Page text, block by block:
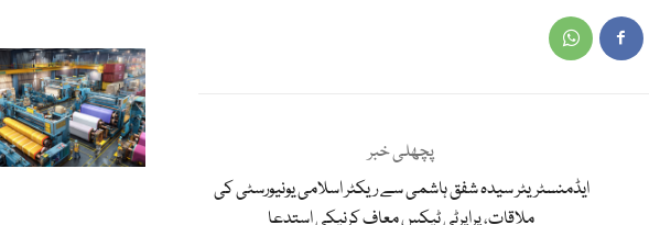
پچھلی خبر
ایڈمنسٹریٹر سیدہ شفق ہاشمی سے ریکٹر اسلامی یونیورسٹی کی
ملاقات، پراپرٹی ٹیکس معاف کرنیکی استدعا